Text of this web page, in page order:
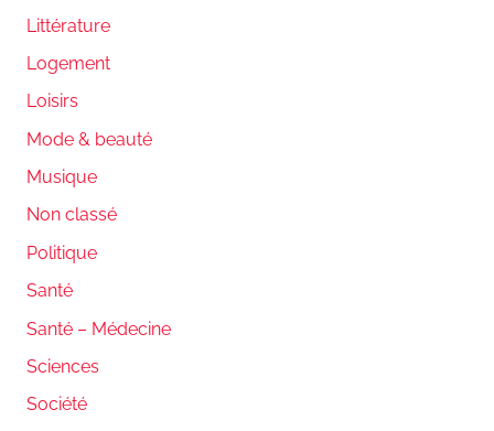
Littérature
Logement
Loisirs
Mode & beauté
Musique
Non classé
Politique
Santé
Santé – Médecine
Sciences
Société